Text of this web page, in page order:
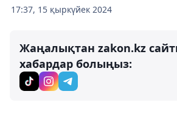
17:37, 15 қыркүйек 2024
Жаңалықтан zakon.kz
хабардар болыңыз: